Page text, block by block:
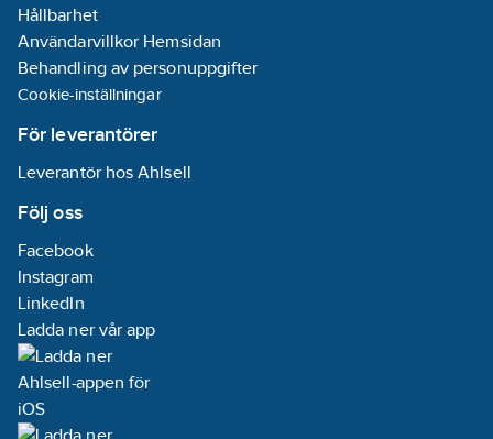
Hållbarhet
Användarvillkor Hemsidan
Behandling av personuppgifter
Cookie-inställningar
För leverantörer
Leverantör hos Ahlsell
Följ oss
Facebook
Instagram
LinkedIn
Ladda ner vår app